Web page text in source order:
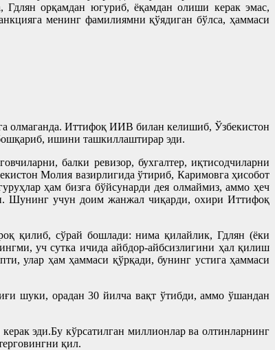
Гдлян орқамдан югуриб, ёқамдан олиши керак эмас,
менинг фамилиямни қўядиган бўлса, ҳаммаси
олмаганда. Иттифоқ ИИВ билан келишиб, Ўзбекистон
ишини ташкиллаштирар эди.
балки ревизор, бухгалтер, иқтисодчиларни
Молия вазирлигида ўтириб, Каримовга ҳисобот
ҳам бизга бўйсунарди дея олмаймиз, аммо ҳеч
Шунинг учун доим жанжал чиқарди, охири Иттифоқ
қилиб, сўрай бошлади: нима қилайлик, Гдлян (ёки
уч сутка ичида айбдор-айбсизлигини ҳал қилиш
улар ҳам ҳаммаси қўрқади, бунинг устига ҳаммаси
шуки, орадан 30 йилча вақт ўтибди, аммо ўшандан
эди.Бу кўрсатилган миллионлар ва олтинларнинг
қил.